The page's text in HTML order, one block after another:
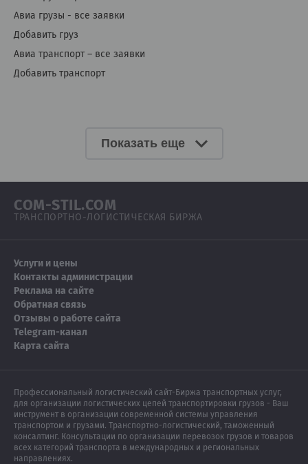
Авиа грузы - все заявки
Добавить груз
Авиа транспорт – все заявки
Добавить транспорт
Показать еще
COM-STIL.COM
ТРАНСПОРТНО-ЛОГИСТИЧЕСКАЯ БИРЖА
Услуги и цены
Контакты администрации
Реклама на сайте
Обратная связь
Отзывы о работе сайта
Telegram-канал
Карта сайта
Профессиональный логистический сайт-Биржа транспортных услуг,
для организации логистических цепей транспортировки грузов - Ваш
инструмент в организации современной системы управления
транспортом и грузами. Транспортно-логистический, таможенный
консалтинг. Консультации по организации перевозок грузов и товаров
всех категорий транспорта в международных и региональных
направлениях.